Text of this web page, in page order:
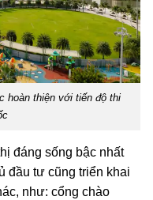
hoàn thiện với tiến độ thi
đáng sống bậc nhất
đầu tư cũng triển khai
như: cổng chào